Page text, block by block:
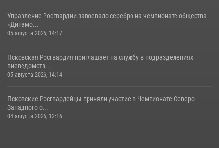
Управление Росгвардии завоевало серебро на чемпионате общества
«Динамо...
05 августа 2026, 14:17
Псковская Росгвардия приглашает на службу в подразделениях
вневедомств...
05 августа 2026, 14:14
Псковские Росгвардейцы приняли участие в Чемпионате Северо-
Западного о...
04 августа 2026, 12:16